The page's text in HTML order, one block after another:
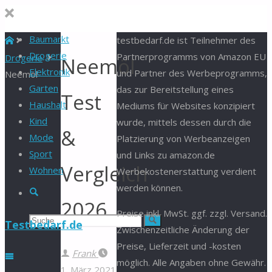
Baumarkt
Drogerie
Elektronik
Garten
Haushalt
Kind
Mode
Sport
Wohnen
Suche
Suchen Suche
Testbedarf.de
Start
Drogerie
Neemöl
Neemöl
Test
&
Vergleich
2026
Frank
1. März 2021
testbedarf.de ist Teilnehmer des
Partnerprogramms von Amazon EU
und Partner des Werbeprogramms,
das zur Bereitstellung eines
Mediums für Websites konzipiert
wurde, mittels dessen durch die
Platzierung von Werbeanzeigen
und Links zu amazon.de
Werbekostenerstattung verdient
werden können.
Preise inkl. MwSt. ggf. zzgl. Versand.
Zwischenzeitliche Änderung der
Preise, Lieferzeit und -kosten
möglich. Alle Angaben ohne Gewähr.